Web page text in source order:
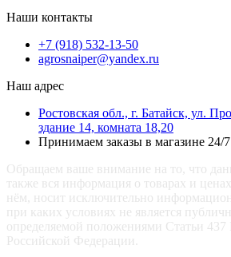
Наши контакты
+7 (918) 532-13-50
agrosnaiper@yandex.ru
Наш адрес
Ростовская обл., г. Батайск, ул.
здание 14, комната 18,20
Принимаем заказы в магазине 24/7
Обращаем ваше внимание на то, что
также вся информация о товарах и
нём, носит исключительно
при каких условиях не является
определяемой положениями Статьи 437
Российской Федерации.